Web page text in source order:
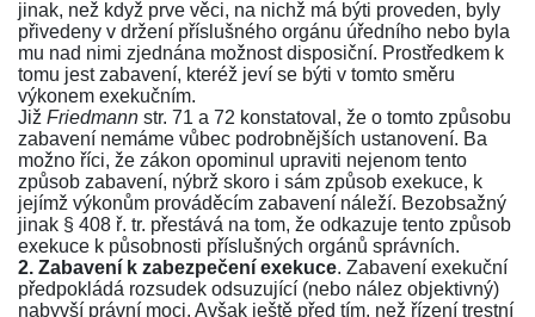
jinak, než když prve věci, na nichž má býti proveden, byly
přivedeny v držení příslušného orgánu úředního nebo byla
mu nad nimi zjednána možnost disposiční. Prostředkem k
tomu jest zabavení, kteréž jeví se býti v tomto směru
výkonem exekučním.
Již Friedmann str. 71 a 72 konstatoval, že o tomto způsobu
zabavení nemáme vůbec podrobnějších ustanovení. Ba
možno říci, že zákon opominul upraviti nejenom tento
způsob zabavení, nýbrž skoro i sám způsob exekuce, k
jejímž výkonům prováděcím zabavení náleží. Bezobsažný
jinak § 408 ř. tr. přestává na tom, že odkazuje tento způsob
exekuce k působnosti příslušných orgánů správních.
2. Zabavení k zabezpečení exekuce. Zabavení exekuční
předpokládá rozsudek odsuzující (nebo nález objektivný)
nabyvší právní moci. Avšak ještě před tím, než řízení trestní